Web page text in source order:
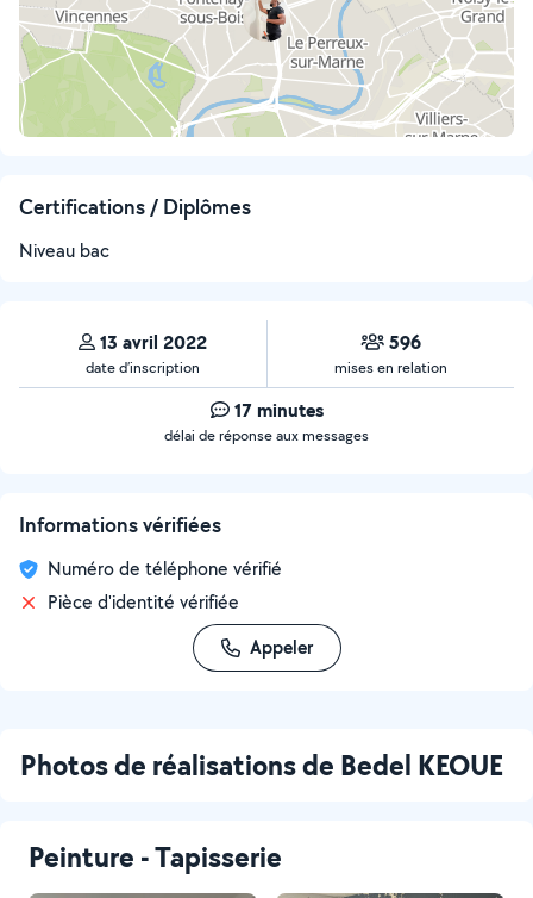
Certifications / Diplômes
Niveau bac
13 avril 2022
date d’inscription
596
mises en relation
17 minutes
délai de réponse aux messages
Informations vérifiées
Numéro de téléphone vérifié
Pièce d'identité vérifiée
Appeler
Photos de réalisations de Bedel KEOUE
Peinture - Tapisserie